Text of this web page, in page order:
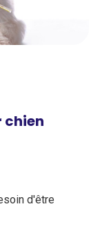
chien
d'être